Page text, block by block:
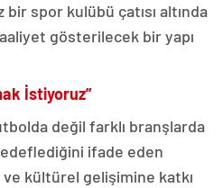
bir spor kulübü çatısı altında
gösterilecek bir yapı
İstiyoruz”
değil farklı branşlarda
ifade eden
kültürel gelişimine katkı